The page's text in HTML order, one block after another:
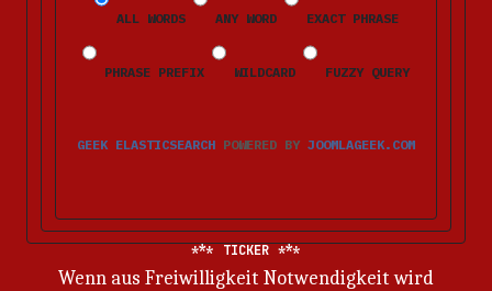
ALL WORDS ANY WORD EXACT PHRASE
PHRASE PREFIX WILDCARD FUZZY QUERY
GEEK ELASTICSEARCH POWERED BY JOOMLAGEEK.COM
TICKER
Wenn aus Freiwilligkeit Notwendigkeit wird